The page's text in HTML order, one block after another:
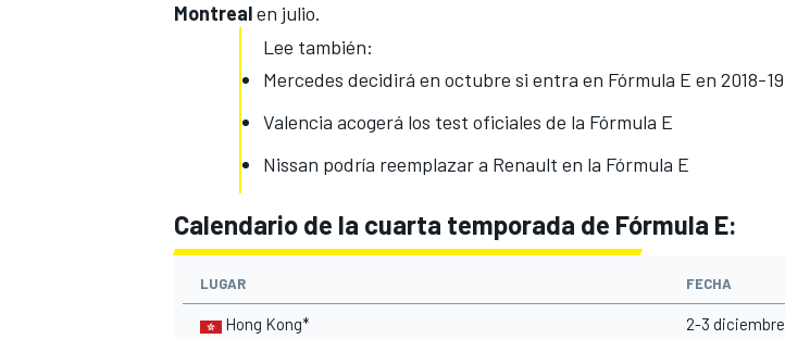
MÁS CATEGORÍAS
Montrealen julio.
Lee también:
Mercedes decidirá en octubre si entra en Fórmula E en 2018-19
Valencia acogerá los test oficiales de la Fórmula E
Nissan podría reemplazar a Renault en la Fórmula E
Calendario de la cuarta temporada de Fórmula E:
LUGAR FECHA
Hong Kong* 2-3 diciembre